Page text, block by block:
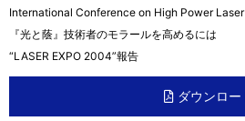
International Conference on High Power
『光と蔭』技術者のモラールを高めるには
“LASER EXPO 2004”報告
ダウンロー